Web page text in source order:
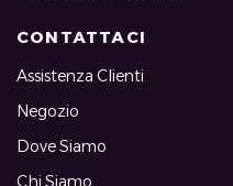
CONTATTACI
Assistenza Clienti
Negozio
Dove Siamo
Chi Siamo